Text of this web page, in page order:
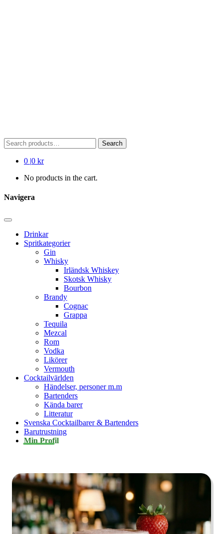
Search
for:
Search
0 |0 kr
No products in the cart.
Navigera
Drinkar
Spritkategorier
Gin
Whisky
Irländsk Whiskey
Skotsk Whisky
Bourbon
Brandy
Cognac
Grappa
Tequila
Mezcal
Rom
Vodka
Likörer
Vermouth
Cocktailvärlden
Händelser, personer m.m
Bartenders
Kända barer
Litteratur
Svenska Cocktailbarer & Bartenders
Barutrustning
Min Profil